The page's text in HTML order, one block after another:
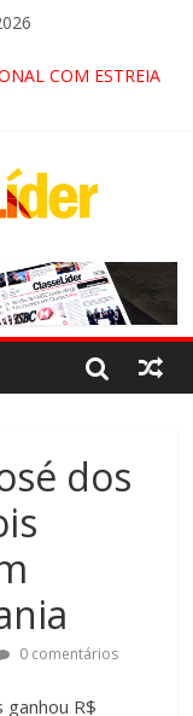
COM ESTREIA
NO FIM
NA RETA FINAL
dos
0 comentários
ganhou R$